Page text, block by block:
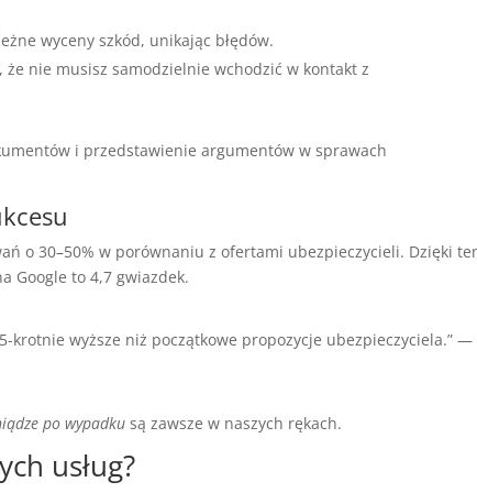
wyceny szkód, unikając błędów.
że nie musisz samodzielnie wchodzić w kontakt z
i przedstawienie argumentów w sprawach
o 30–50% w porównaniu z ofertami ubezpieczycieli. Dzięki
Google to 4,7 gwiazdek.
krotnie wyższe niż początkowe propozycje ubezpieczyciela.” —
po wypadku są zawsze w naszych rękach.
usług?